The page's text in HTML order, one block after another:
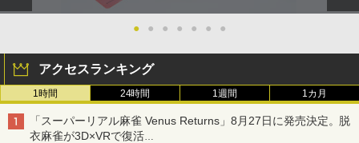
● ● ● ● ● ● ●
アクセスランキング
1時間 24時間 1週間 1カ月
「スーパーリアル麻雀 Venus Returns」8月27日に発売決定。脱
衣麻雀が3D×VRで復活